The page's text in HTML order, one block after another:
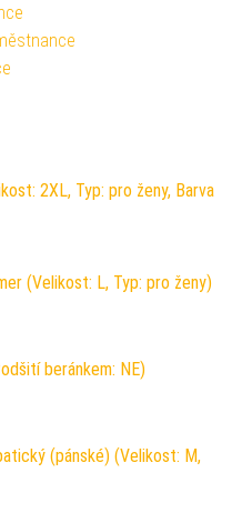
2XL, Typ: pro ženy, Barva
(Velikost: L, Typ: pro ženy)
beránkem: NE)
(pánské) (Velikost: M,